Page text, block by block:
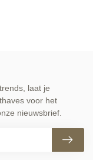
laat je
voor het
nieuwsbrief.